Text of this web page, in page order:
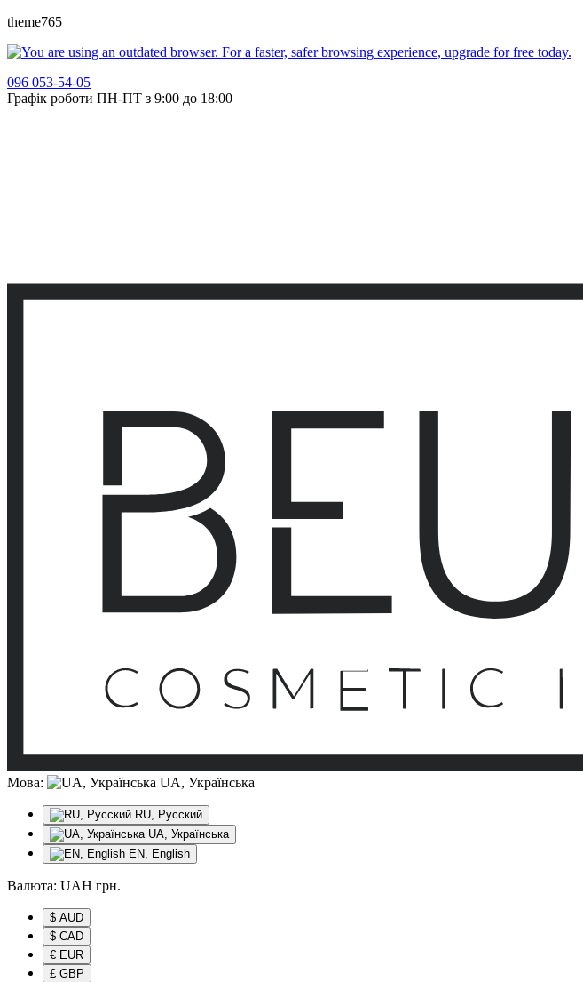
theme765
096 053-54-05
Графік роботи ПН-ПТ з 9:00 до 18:00
Мова: UA, Українська
RU, Русский
UA, Українська
EN, English
Валюта: UAH грн.
$ AUD
$ CAD
€ EUR
£ GBP